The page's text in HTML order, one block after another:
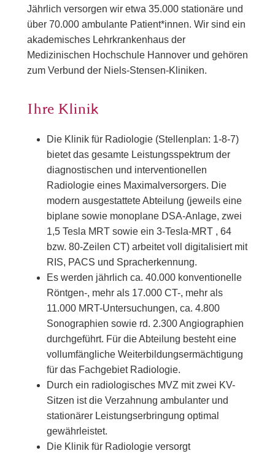
Jährlich versorgen wir etwa 35.000 stationäre und
über 70.000 ambulante Patient*innen. Wir sind ein
akademisches Lehrkrankenhaus der
Medizinischen Hochschule Hannover und gehören
zum Verbund der Niels-Stensen-Kliniken.
Ihre Klinik
Die Klinik für Radiologie (Stellenplan: 1-8-7)
bietet das gesamte Leistungsspektrum der
diagnostischen und interventionellen
Radiologie eines Maximalversorgers. Die
modern ausgestattete Abteilung (jeweils eine
biplane sowie monoplane DSA-Anlage, zwei
1,5 Tesla MRT sowie ein 3-Tesla-MRT , 64
bzw. 80-Zeilen CT) arbeitet voll digitalisiert mit
RIS, PACS und Spracherkennung.
Es werden jährlich ca. 40.000 konventionelle
Röntgen-, mehr als 17.000 CT-, mehr als
11.000 MRT-Untersuchungen, ca. 4.800
Sonographien sowie rd. 2.300 Angiographien
durchgeführt. Für die Abteilung besteht eine
vollumfängliche Weiterbildungs­ermächtigung
für das Fachgebiet Radiologie.
Durch ein radiologisches MVZ mit zwei KV-
Sitzen ist die Verzahnung ambulanter und
stationärer Leistungserbringung optimal
gewährleistet.
Die Klinik für Radiologie versorgt